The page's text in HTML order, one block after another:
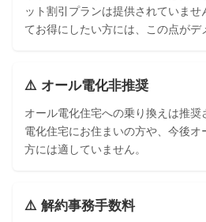
ット割引プランは提供されていま
てお得にしたい方には、この点がデ
⚠️ オール電化非推奨
オール電化住宅への乗り換えは推
電化住宅にお住まいの方や、今後オ
方には適していません。
⚠️ 解約事務手数料